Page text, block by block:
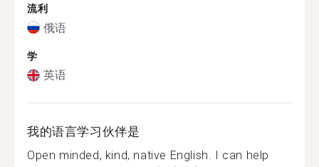
流利
俄语
学
英语
我的语言学习伙伴是
Open minded, kind, native English. I can help